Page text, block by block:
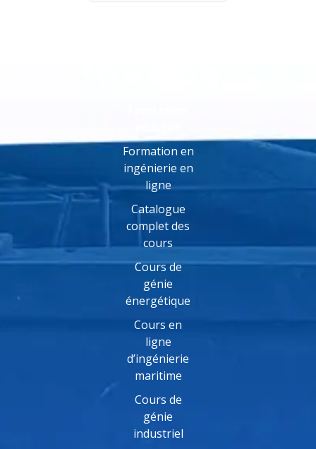
Formation en
ingénierie en
ligne
Catalogue
complet des
cours
Cours de
génie
énergétique
Cours en
ligne
d’ingénierie
maritime
Cours de
génie
industriel